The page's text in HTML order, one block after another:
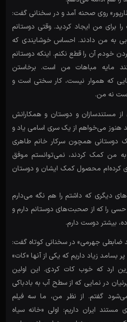
روی صحنه آمد و در سخنانی گفت:
برای من ایجاد کردید. وقتی دوستانم
به من دادند. احساس خوشایندی که
خودم آن را قطع نکنم. اینکه دوستانم
مایه مباهات من است. برخاستن
که هموار نیست، کار سختی است و
نه من.
از مستندسازان و دوستان و همکارانش
هنوز می‌خواهم از یک سری اسامی یاد و
دوستانی همچون سرکار خانم طاهری
من کمک کردند، نمی‌توانستم موفق
کرده‌ام محصول کمک ایشان و دوستان
دیگری که داشتم را هم نگه می‌دارم
را که از صحبت‌های دوستانم دارم و
بیشتر دوست دارم.
جهرمی» در سخنانی کوتاه گفت:
بسامد زیاد داریم که یکی از آنها «کات»
ارد که خوب کات کردی. این اولین
در نمایی که از سطح آب به بادباکی
گفتم. از نظر من، ما سه فیلم
مستند ایران داریم: اولی «خانه سیاه